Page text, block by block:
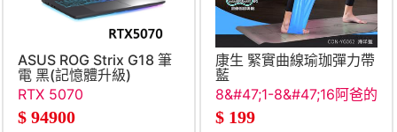
ASUS ROG Strix G18 筆
電 黑(記憶體升級)
(Ultra9
290HX&#47;16G+32G&#47;1TB&#47;GeForce
RTX5070)
RTX 5070
$ 94900
康生 緊實曲線瑜珈彈力帶
藍
8&#47;1-8&#47;16阿爸的
願望清單
$ 199